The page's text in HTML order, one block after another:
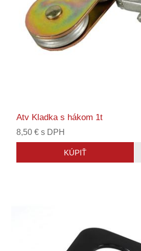
Atv Kladka s hákom 1t
8,50 € s DPH